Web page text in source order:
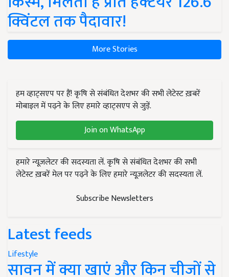
क्विंटल तक पैदावार!
More Stories
हम व्हाट्सएप पर हैं! कृषि से संबंधित देशभर की सभी लेटेस्ट ख़बरें
मोबाइल में पढ़ने के लिए हमारे व्हाट्सएप से जुड़ें.
Join on WhatsApp
हमारे न्यूज़लेटर की सदस्यता लें. कृषि से संबंधित देशभर की सभी
लेटेस्ट ख़बरें मेल पर पढ़ने के लिए हमारे न्यूज़लेटर की सदस्यता लें.
Subscribe Newsletters
Latest feeds
Lifestyle
सावन में क्या खाएं और किन चीजों से